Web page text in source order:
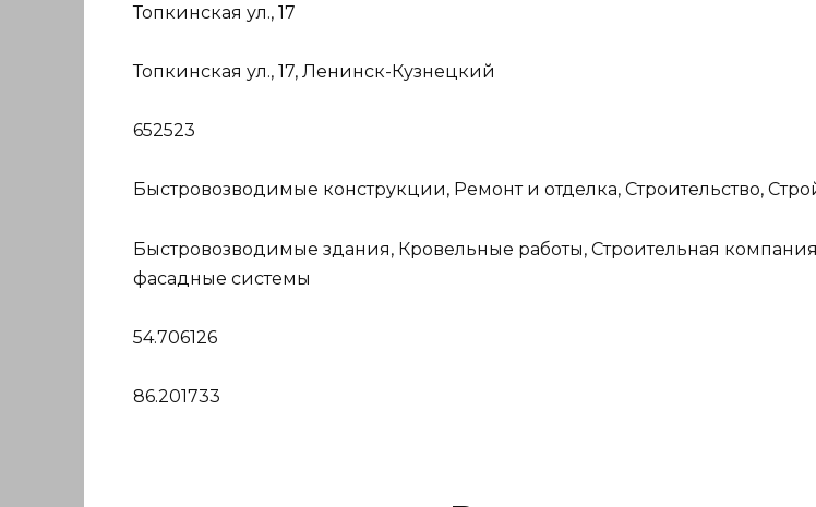
Топкинская ул., 17
Топкинская ул., 17, Ленинск-Кузнецкий
652523
Быстровозводимые конструкции, Ремонт и отделка, Строительство,
Быстровозводимые здания, Кровельные работы, Строительная
фасадные системы
54.706126
86.201733